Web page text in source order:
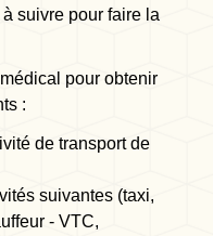
suivre pour faire la
pour obtenir
:
de transport de
suivantes (taxi,
- VTC,